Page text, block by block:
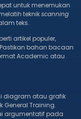
untuk menemukan
teknikscanning
teks.
artikel populer,
bahan bacaan
Academic atau
diagram atau grafik
General Training.
argumentatif pada